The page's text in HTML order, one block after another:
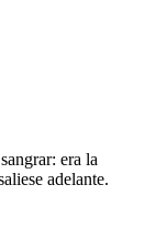
era la
adelante.